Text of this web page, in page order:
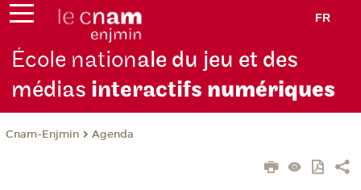
FR
École nationale du jeu et des
médias interactifs numériques
Cnam-Enjmin Agenda